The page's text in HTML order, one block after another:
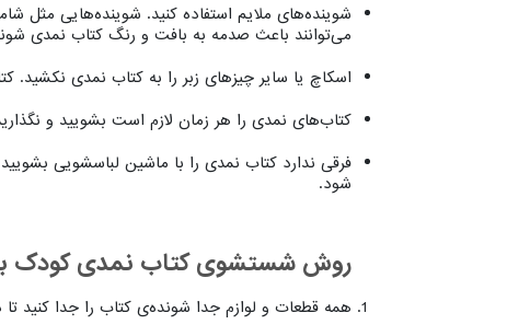
شوینده‌های ملایم استفاده کنید. شوینده‌هایی مثل
می‌توانند باعث صدمه به بافت و رنگ کتاب نمدی
اسکاچ یا سایر چیزهای زبر را به کتاب نمدی
کتاب‌های نمدی را هر زمان لازم است بشویید و
فرقی ندارد کتاب نمدی را با ماشین لباسشویی
شود.
روش شستشوی کتاب نمدی کودک
همه قطعات و لوازم جدا شونده‌ی کتاب را جدا کنید